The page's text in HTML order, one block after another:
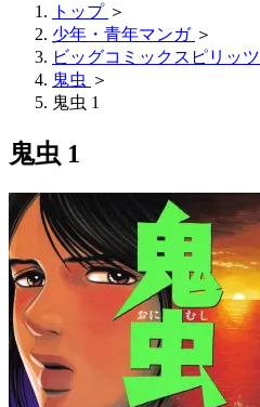
トップ ＞
少年・青年マンガ ＞
ビッグコミックスピリッツ
鬼虫 ＞
鬼虫 1
鬼虫 1